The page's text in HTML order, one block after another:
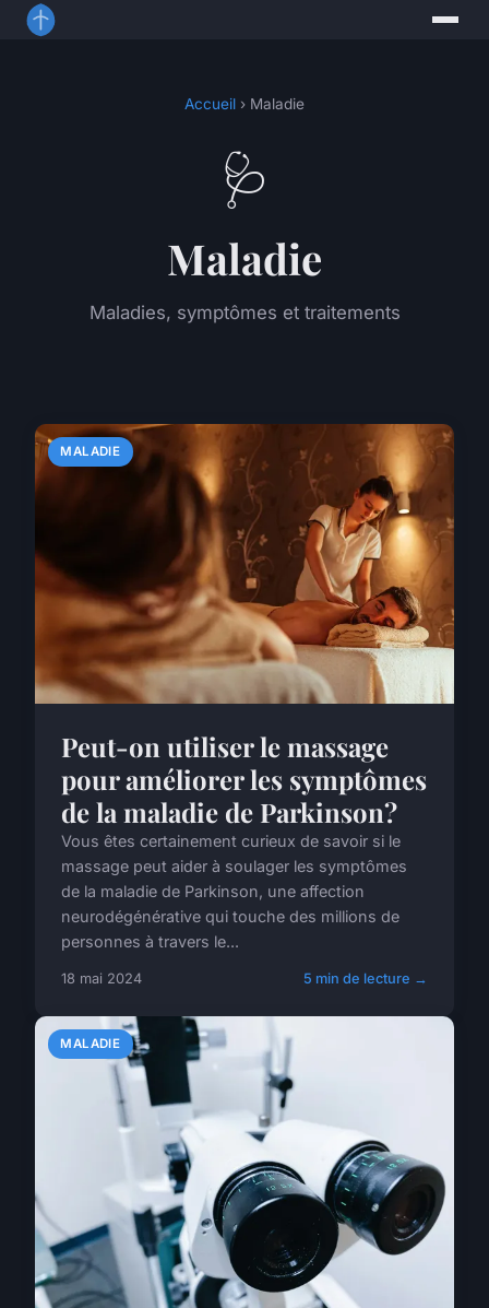
Accueil › Maladie
🩺
Maladie
Maladies, symptômes et traitements
MALADIE
Peut-on utiliser le massage
pour améliorer les symptômes
de la maladie de Parkinson?
Vous êtes certainement curieux de savoir si le
massage peut aider à soulager les symptômes
de la maladie de Parkinson, une affection
neurodégénérative qui touche des millions de
personnes à travers le...
18 mai 2024 5 min de lecture →
MALADIE